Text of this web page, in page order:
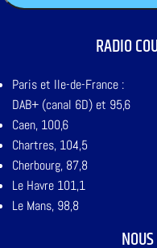
RADIO
Paris et Ile-de-France :
DAB+ (canal 6D) et 95,6
Caen, 100,6
Chartres, 104,5
Cherbourg, 87,8
Le Havre 101,1
Le Mans, 98,8